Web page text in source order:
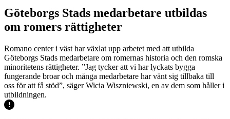
Göteborgs Stads medarbetare utbildas
om romers rättigheter
Romano center i väst har växlat upp arbetet med att utbilda
Göteborgs Stads medarbetare om romernas historia och den romska
minoritetens rättigheter. ”Jag tycker att vi har lyckats bygga
fungerande broar och många medarbetare har vänt sig tillbaka till
oss för att få stöd”, säger Wicia Wiszniewski, en av dem som håller i
utbildningen.